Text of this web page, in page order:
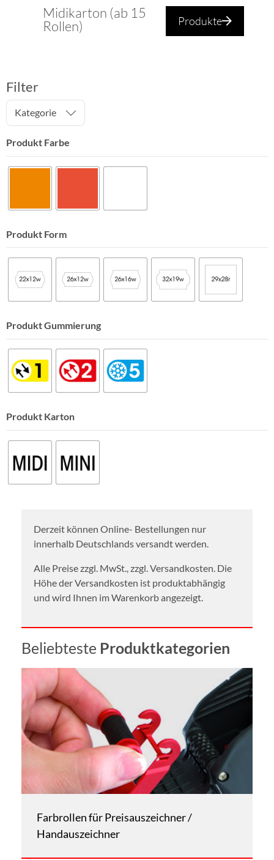
Midikarton (ab 15
Rollen)
Produkte
Filter
Kategorie
Produkt Farbe
Produkt Form
Produkt Gummierung
Produkt Karton
Derzeit können Online- Bestellungen nur
innerhalb Deutschlands versandt werden.
Alle Preise zzgl. MwSt., zzgl. Versandkosten. Die
Höhe der Versandkosten ist produktabhängig
und wird Ihnen im Warenkorb angezeigt.
Beliebteste Produktkategorien
Farbrollen für Preisauszeichner /
Handauszeichner